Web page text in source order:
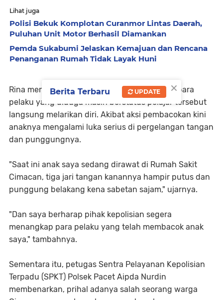
Lihat juga
Polisi Bekuk Komplotan Curanmor Lintas Daerah,
Puluhan Unit Motor Berhasil Diamankan
Pemda Sukabumi Jelaskan Kemajuan dan Rencana
Penanganan Rumah Tidak Layak Huni
Rina menambahkan, usai melakukan aksinya para
pelaku yang diduga masih berstatus pelajar tersebut
langsung melarikan diri. Akibat aksi pembacokan kini
anaknya mengalami luka serius di pergelangan tangan
dan punggungnya.
"Saat ini anak saya sedang dirawat di Rumah Sakit
Cimacan, tiga jari tangan kanannya hampir putus dan
punggung belakang kena sabetan sajam," ujarnya.
"Dan saya berharap pihak kepolisian segera
menangkap para pelaku yang telah membacok anak
saya," tambahnya.
Sementara itu, petugas Sentra Pelayanan Kepolisian
Terpadu (SPKT) Polsek Pacet Aipda Nurdin
membenarkan, prihal adanya salah seorang warga
×
Berita Terbaru UPDATE